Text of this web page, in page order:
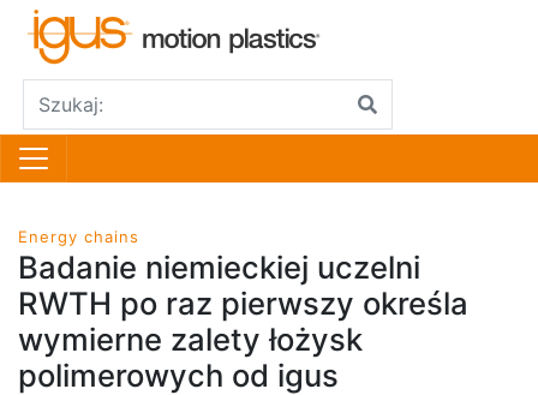
Energy chains
Badanie niemieckiej uczelni
RWTH po raz pierwszy określa
wymierne zalety łożysk
polimerowych od igus